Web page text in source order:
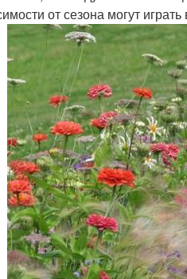
от сезона могут